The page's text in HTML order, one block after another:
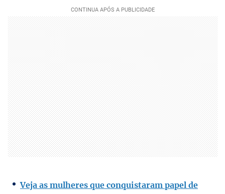
Veja as mulheres que conquistaram papel de